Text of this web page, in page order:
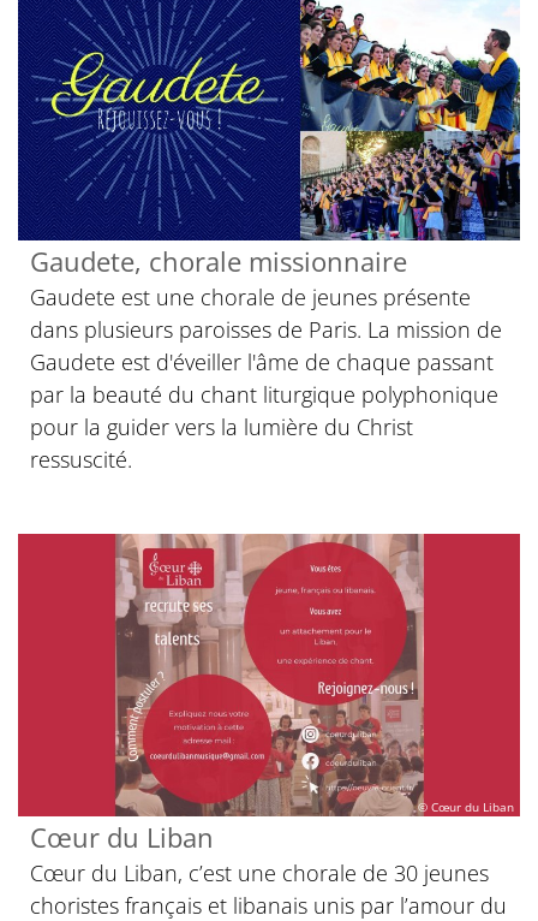
Gaudete, chorale missionnaire
Gaudete est une chorale de jeunes présente
dans plusieurs paroisses de Paris. La mission de
Gaudete est d'éveiller l'âme de chaque passant
par la beauté du chant liturgique polyphonique
pour la guider vers la lumière du Christ
ressuscité.
© Cœur du Liban
Cœur du Liban
Cœur du Liban, c’est une chorale de 30 jeunes
choristes français et libanais unis par l’amour du